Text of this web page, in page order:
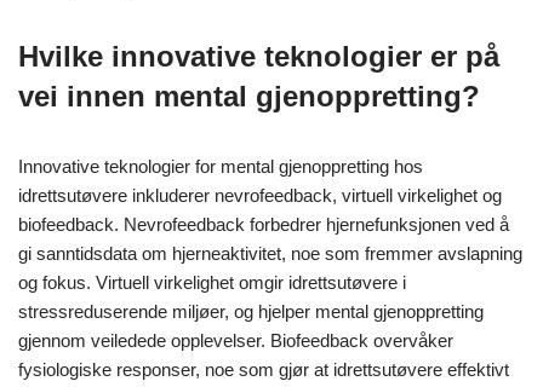
Hvilke innovative teknologier er på
vei innen mental gjenoppretting?
Innovative teknologier for mental gjenoppretting hos
idrettsutøvere inkluderer nevrofeedback, virtuell virkelighet og
biofeedback. Nevrofeedback forbedrer hjernefunksjonen ved å
gi sanntidsdata om hjerneaktivitet, noe som fremmer avslapning
og fokus. Virtuell virkelighet omgir idrettsutøvere i
stressreduserende miljøer, og hjelper mental gjenoppretting
gjennom veiledede opplevelser. Biofeedback overvåker
fysiologiske responser, noe som gjør at idrettsutøvere effektivt